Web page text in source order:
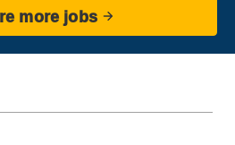
more jobs